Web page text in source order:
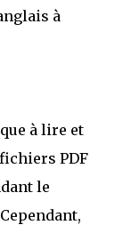
à
à lire et
PDF
le